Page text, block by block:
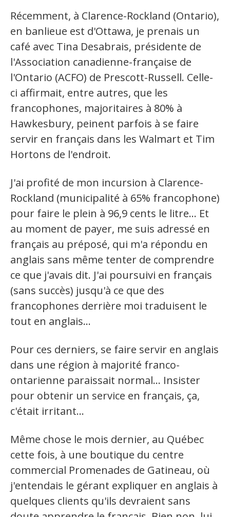
Ressources terminologiques
Jeux et outils terminolinguistiques
Intégration linguistique
Cours de français
Témoignages
Espace militant
Matériel à télécharger
Nos campagnes
Récemment, à Clarence-Rockland (Ontario),
en banlieue est d'Ottawa, je prenais un
café avec Tina Desabrais, présidente de
l'Association canadienne-française de
l'Ontario (ACFO) de Prescott-Russell. Celle-
ci affirmait, entre autres, que les
francophones, majoritaires à 80% à
Hawkesbury, peinent parfois à se faire
servir en français dans les Walmart et Tim
Hortons de l'endroit.
J'ai profité de mon incursion à Clarence-
Rockland (municipalité à 65% francophone)
pour faire le plein à 96,9 cents le litre... Et
au moment de payer, me suis adressé en
français au préposé, qui m'a répondu en
anglais sans même tenter de comprendre
ce que j'avais dit. J'ai poursuivi en français
(sans succès) jusqu'à ce que des
francophones derrière moi traduisent le
tout en anglais...
Pour ces derniers, se faire servir en anglais
dans une région à majorité franco-
ontarienne paraissait normal... Insister
pour obtenir un service en français, ça,
c'était irritant...
Même chose le mois dernier, au Québec
cette fois, à une boutique du centre
commercial Promenades de Gatineau, où
j'entendais le gérant expliquer en anglais à
quelques clients qu'ils devraient sans